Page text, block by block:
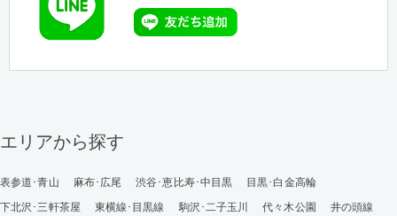
エリアから探す
表参道･青山 麻布･広尾 渋谷･恵比寿･中目黒
目黒･白金高輪
下北沢･三軒茶屋
東横線･目黒線 駒沢･二子玉川 代々木公園
井の頭線